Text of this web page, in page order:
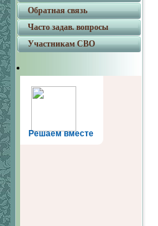
Обратная связь
Часто задав. вопросы
Участникам СВО
Решаем вместе